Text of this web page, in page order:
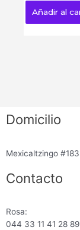
Añadir al
Domicilio
Mexicaltzingo
Contacto
Rosa:
044 33 11 41 28 89